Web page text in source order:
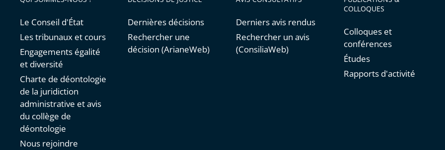
Le Conseil d'État
Les tribunaux et cours
Engagements égalité
et diversité
Charte de déontologie
de la juridiction
administrative et avis
du collège de
déontologie
Nous rejoindre
Dernières décisions
Rechercher une
décision (ArianeWeb)
Derniers avis rendus
Rechercher un avis
(ConsiliaWeb)
COLLOQUES
Colloques et
conférences
Études
Rapports d'activité